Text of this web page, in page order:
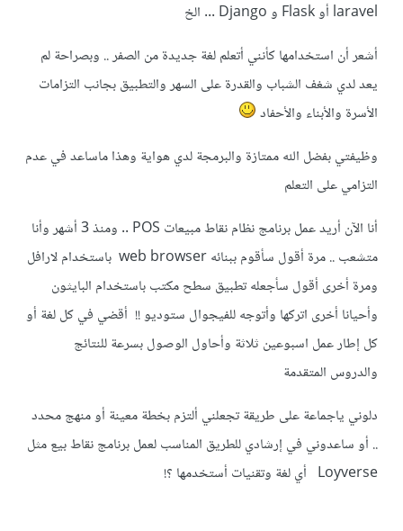
laravel أو Flask و Django ... الخ
أشعر أن استخدامها كأنني أتعلم لغة جديدة من الصفر .. وبصراحة لم
يعد لدي شغف الشباب والقدرة على السهر والتطبيق بجانب التزامات
الأسرة والأبناء والأحفاد
وظيفتي بفضل الله ممتازة والبرمجة لدي هواية وهذا ماساعد في عدم
التزامي على التعلم
أنا الآن أريد عمل برنامج نظام نقاط مبيعات POS .. ومنذ 3 أشهر وأنا
متشعب .. مرة أقول سأقوم ببنائه web browser باستخدام لارافل
ومرة أخرى أقول سأجعله تطبيق سطح مكتب باستخدام البايثون
وأحيانا أخرى اتركها وأتوجه للفيجوال ستوديو !! أقضي في كل لغة أو
كل إطار عمل اسبوعين ثلاثة وأحاول الوصول بسرعة للنتائج
والدروس المتقدمة
دلوني ياجماعة على طريقة تجعلني ألتزم بخطة معينة أو منهج محدد
.. أو ساعدوني في إرشادي للطريق المناسب لعمل برنامج نقاط بيع مثل
Loyverse أي لغة وتقنيات أستخدمها ؟!